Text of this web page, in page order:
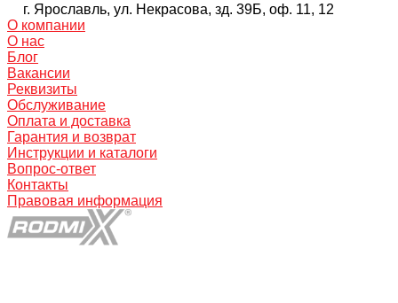
г. Ярославль, ул. Некрасова, зд. 39Б, оф. 11, 12
О компании
О нас
Блог
Вакансии
Реквизиты
Обслуживание
Оплата и доставка
Гарантия и возврат
Инструкции и каталоги
Вопрос-ответ
Контакты
Правовая информация